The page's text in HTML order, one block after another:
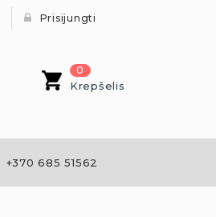
Prisijungti
0
Krepšelis
+370 685 51562